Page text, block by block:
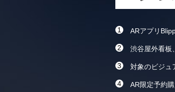
ARアプリ
渋谷屋外看板
対象のビジュ
AR限定予約